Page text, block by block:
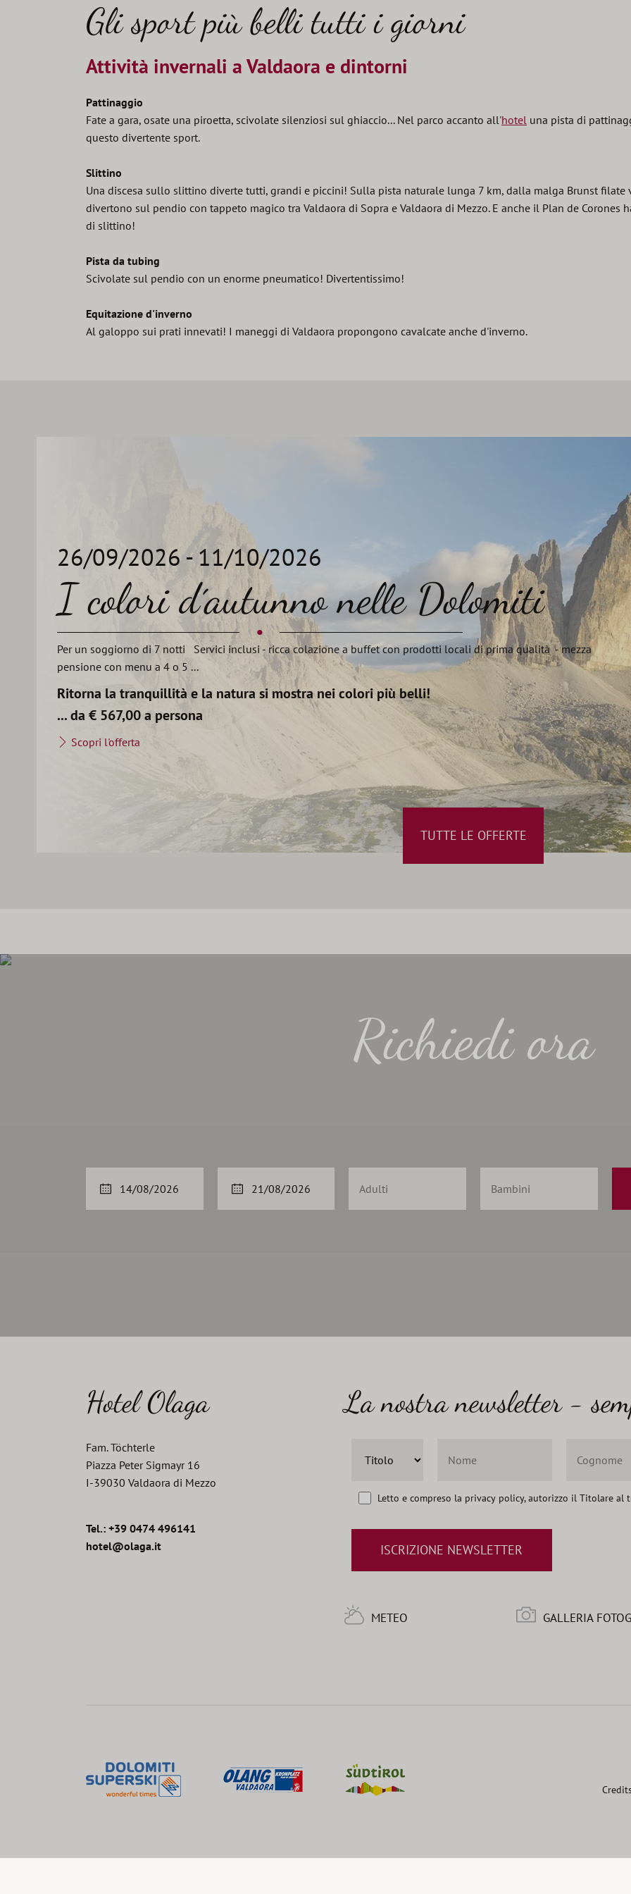
Gli sport più belli tutti i giorni
Attività invernali a Valdaora e dintorni
Pattinaggio
Fate a gara, osate una piroetta, scivolate silenziosi sul ghiaccio... Nel parco accanto all'hotel una pista di
questo divertente sport.
Slittino
Una discesa sullo slittino diverte tutti, grandi e piccini! Sulla pista naturale lunga 7 km, dalla malga Brunst filate
divertono sul pendio con tappeto magico tra Valdaora di Sopra e Valdaora di Mezzo. E anche il Plan de Corones
di slittino!
Pista da tubing
Scivolate sul pendio con un enorme pneumatico! Divertentissimo!
Equitazione d'inverno
Al galoppo sui prati innevati! I maneggi di Valdaora propongono cavalcate anche d'inverno.
26/09/2026 - 11/10/2026
I colori d´autunno nelle Dolomiti
•
Per un soggiorno di 7 notti Servici inclusi - ricca colazione a buffet con prodotti locali di prima qualità - mezza
pensione con menu a 4 o 5 ...
Ritorna la tranquillità e la natura si mostra nei colori più belli!
... da € 567,00 a persona
Scopri l'offerta
TUTTE LE OFFERTE
Richiedi ora
Hotel Olaga
Fam. Töchterle
Piazza Peter Sigmayr 16
I-39030 Valdaora di Mezzo
Tel.: +39 0474 496141
hotel@olaga.it
La nostra newsletter -
Letto e compreso la privacy policy, autorizzo il Titolare al
ISCRIZIONE NEWSLETTER
METEO GALLERIA